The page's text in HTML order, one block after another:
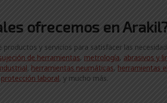
ofrecemos en
y servicios para satisfacer las
de herramientas, metrología, abrasivos y
, herramientas neumáticas, herramientas
protección laboral, y mucho más.